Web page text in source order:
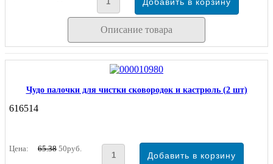
Описание товара
Чудо палочки для чистки сковородок и кастрюль (2 шт)
616514
Цена: 65.38 50руб.